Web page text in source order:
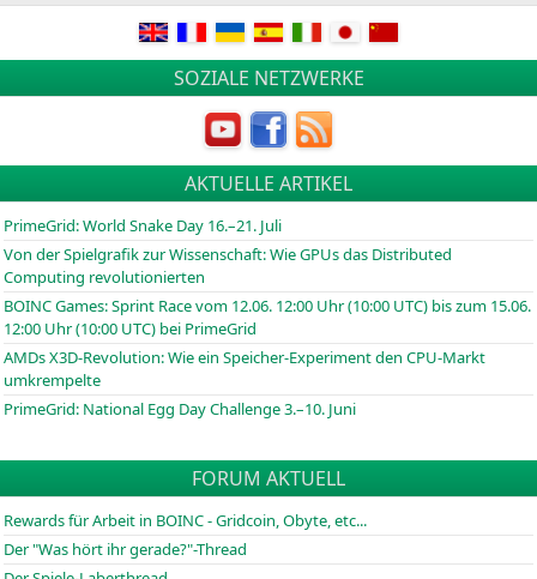
SOZIALE NETZWERKE
AKTUELLE ARTIKEL
PrimeGrid: World Snake Day 16.–21. Juli
Von der Spielgrafik zur Wissenschaft: Wie GPUs das Distributed
Computing revolutionierten
BOINCGames: Sprint Race vom 12.06. 12:00 Uhr (10:00 UTC) bis zum 15.06.
12:00 Uhr (10:00 UTC) bei PrimeGrid
AMDs X3D-Revolution: Wie ein Speicher-Experiment den CPU-Markt
umkrempelte
PrimeGrid: National Egg Day Challenge 3.–10. Juni
FORUM AKTUELL
Rewards für Arbeit in BOINC - Gridcoin, Obyte, etc...
Der "Was hört ihr gerade?"-Thread